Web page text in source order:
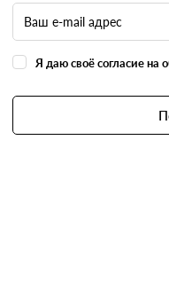
Я даю своё согласие на